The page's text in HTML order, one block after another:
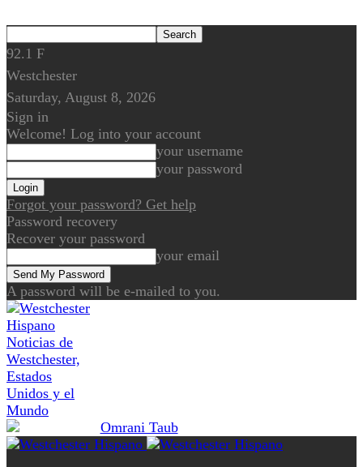
92.1 F
Westchester
Saturday, August 8, 2026
Sign in
Welcome! Log into your account
your username
your password
Forgot your password? Get help
Password recovery
Recover your password
your email
A password will be e-mailed to you.
Noticias de
Westchester,
Estados
Unidos y el
Mundo